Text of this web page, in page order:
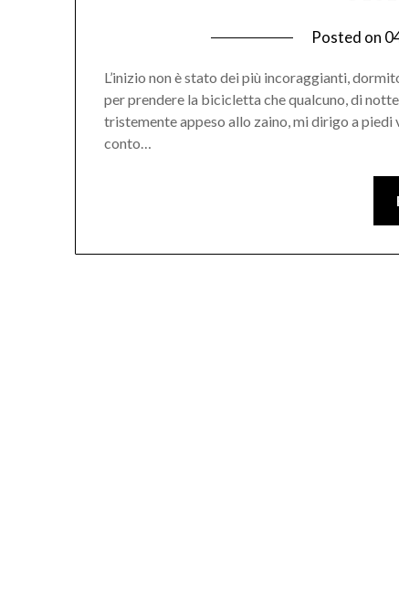
Posted on
L’inizio non è stato dei più incoraggianti,
per prendere la bicicletta che qualcuno, di
tristemente appeso allo zaino, mi dirigo a
conto…